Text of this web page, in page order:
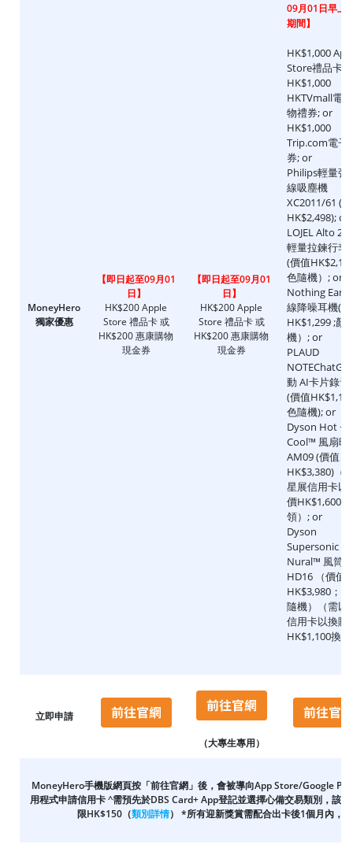
MoneyHero
獨家優惠
【即日起至09月01
日】
HK$200 Apple
Store 禮品卡 或
HK$200 惠康購物
現金券
【即日起至09月01
日】
HK$200 Apple
Store 禮品卡 或
HK$200 惠康購物
現金券
09月01日早上
期間】
HK$1,000
Store禮品卡;
HK$1,000
HKTVmall電
物禮券; or
HK$1,000
Trip.com電子
券; or
Philips輕量強
線吸塵機
XC2011/61 (
HK$2,498); or
LOJEL Alto 29
輕量拉鍊行李
(價值
色隨機）; or
Nothing Ear
線降噪耳機(
HK$1,299 ;顏
機）; or
PLAUD
動 AI卡片錄音
(價值
色隨機); or
Dyson Hot +
Cool™ 風扇暖
AM09 (價值
HK$3,380)（
星展信用卡以
價HK$1,600換
領）; or
Dyson
Supersonic
Nural™ 風筒
HD16 （價值
HK$3,980；
隨機）（需以
信用卡以換購
HK$1,100換
立即申請
（大專生專用）
MoneyHero手機版網頁按「前往官網」後，會被導向App Store/Google
用程式申請信用卡 ^需預先於DBS Card+ App登記並選擇心備交易類別，該
限HK$150（類別詳情） *所有迎新獎賞需配合出卡後1個月內，